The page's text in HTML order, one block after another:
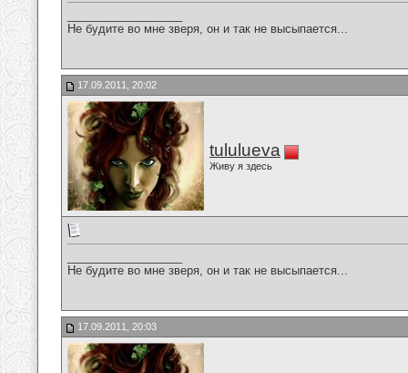
Не будите во мне зверя, он и так не высыпается...
17.09.2011, 20:02
tululueva
Живу я здесь
Не будите во мне зверя, он и так не высыпается...
17.09.2011, 20:03